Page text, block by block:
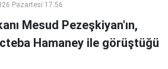
Pazartesi 17:56
Mesud Pezeşkiyan'ın,
Hamaney ile görüştüğü